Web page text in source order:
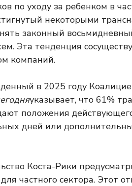
по уходу за ребенком в
некоторыми
законный
Эта тенденция
компаний.
в 2025 году
указывает, что 61%
положения
дней или
Коста-Рики
частного сектора. Этот